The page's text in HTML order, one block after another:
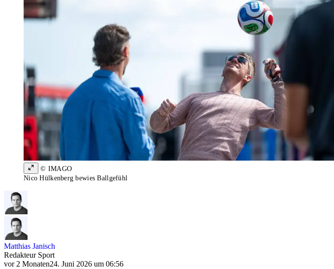
© IMAGO
Nico Hülkenberg bewies Ballgefühl
Matthias Janisch
Redakteur Sport
vor 2 Monaten24. Juni 2026 um 06:56